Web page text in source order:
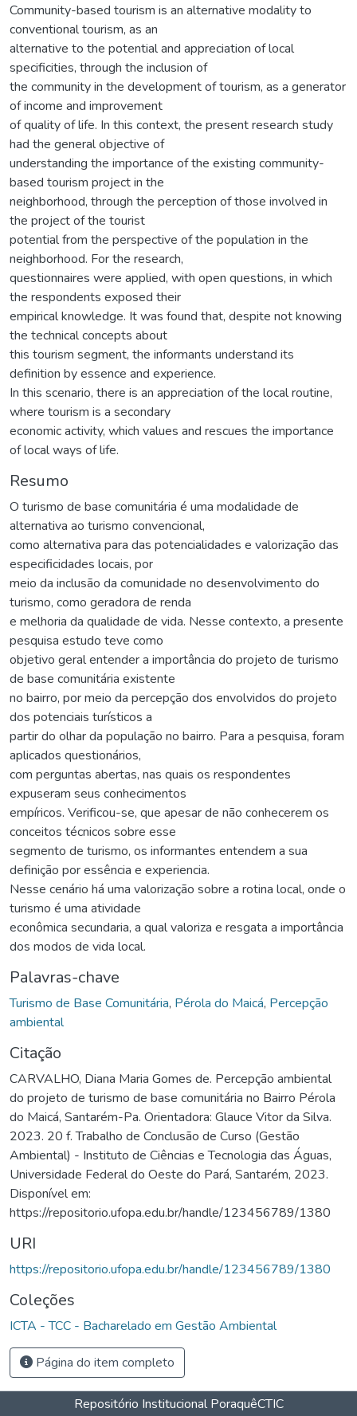
Community-based tourism is an alternative modality to
conventional tourism, as an
alternative to the potential and appreciation of local
specificities, through the inclusion of
the community in the development of tourism, as a generator
of income and improvement
of quality of life. In this context, the present research study
had the general objective of
understanding the importance of the existing community-
based tourism project in the
neighborhood, through the perception of those involved in
the project of the tourist
potential from the perspective of the population in the
neighborhood. For the research,
questionnaires were applied, with open questions, in which
the respondents exposed their
empirical knowledge. It was found that, despite not knowing
the technical concepts about
this tourism segment, the informants understand its
definition by essence and experience.
In this scenario, there is an appreciation of the local routine,
where tourism is a secondary
economic activity, which values and rescues the importance
of local ways of life.
Resumo
O turismo de base comunitária é uma modalidade de
alternativa ao turismo convencional,
como alternativa para das potencialidades e valorização das
especificidades locais, por
meio da inclusão da comunidade no desenvolvimento do
turismo, como geradora de renda
e melhoria da qualidade de vida. Nesse contexto, a presente
pesquisa estudo teve como
objetivo geral entender a importância do projeto de turismo
de base comunitária existente
no bairro, por meio da percepção dos envolvidos do projeto
dos potenciais turísticos a
partir do olhar da população no bairro. Para a pesquisa, foram
aplicados questionários,
com perguntas abertas, nas quais os respondentes
expuseram seus conhecimentos
empíricos. Verificou-se, que apesar de não conhecerem os
conceitos técnicos sobre esse
segmento de turismo, os informantes entendem a sua
definição por essência e experiencia.
Nesse cenário há uma valorização sobre a rotina local, onde o
turismo é uma atividade
econômica secundaria, a qual valoriza e resgata a importância
dos modos de vida local.
Palavras-chave
Turismo de Base Comunitária, Pérola do Maicá, Percepção
ambiental
Citação
CARVALHO, Diana Maria Gomes de. Percepção ambiental
do projeto de turismo de base comunitária no Bairro Pérola
do Maicá, Santarém-Pa. Orientadora: Glauce Vitor da Silva.
2023. 20 f. Trabalho de Conclusão de Curso (Gestão
Ambiental) - Instituto de Ciências e Tecnologia das Águas,
Universidade Federal do Oeste do Pará, Santarém, 2023.
Disponível em:
https://repositorio.ufopa.edu.br/handle/123456789/1380
URI
https://repositorio.ufopa.edu.br/handle/123456789/1380
Coleções
ICTA - TCC - Bacharelado em Gestão Ambiental
Página do item completo
Repositório Institucional PoraquêCTIC